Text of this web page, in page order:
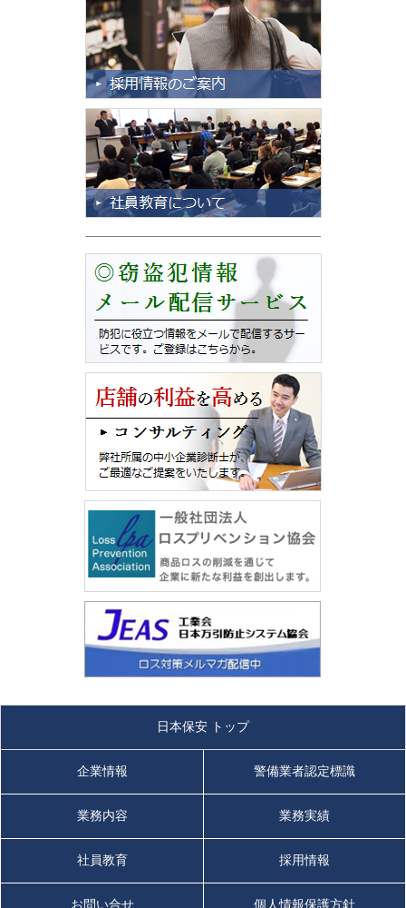
日本保安 トップ
企業情報 警備業者認定標識
業務内容 業務実績
社員教育 採用情報
お問い合せ 個人情報保護方針